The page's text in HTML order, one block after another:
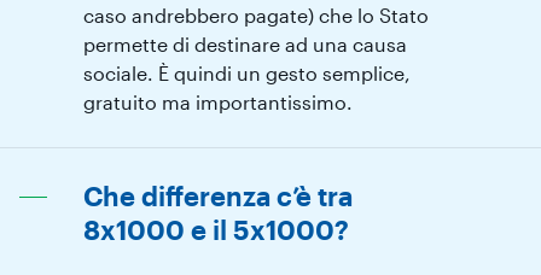
caso andrebbero pagate) che lo Stato
permette di destinare ad una causa
sociale. È quindi un gesto semplice,
gratuito ma importantissimo.
Che differenza c’è tra
8x1000 e il 5x1000?